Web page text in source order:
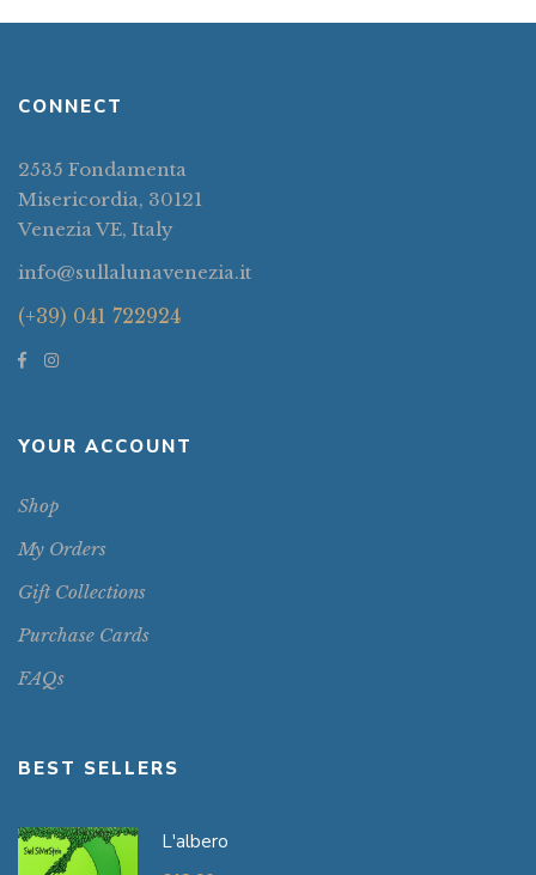
CONNECT
2535 Fondamenta
Misericordia, 30121
Venezia VE, Italy
info@sullalunavenezia.it
(+39) 041 722924
YOUR ACCOUNT
Shop
My Orders
Gift Collections
Purchase Cards
FAQs
BEST SELLERS
L'albero